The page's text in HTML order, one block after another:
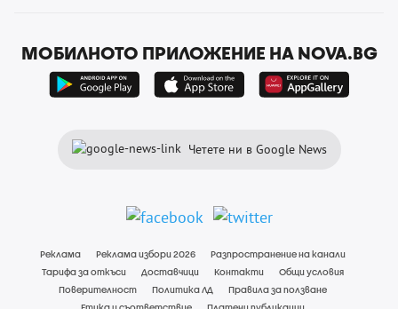
МОБИЛНОТО ПРИЛОЖЕНИЕ НА NOVA.BG
Четете ни в Google News
Реклама Реклама избори 2026
Разпространение на канали
Тарифа за откъси
Доставчици Контакти
Общи условия
Поверителност
Политика ЛД
Правила за ползване